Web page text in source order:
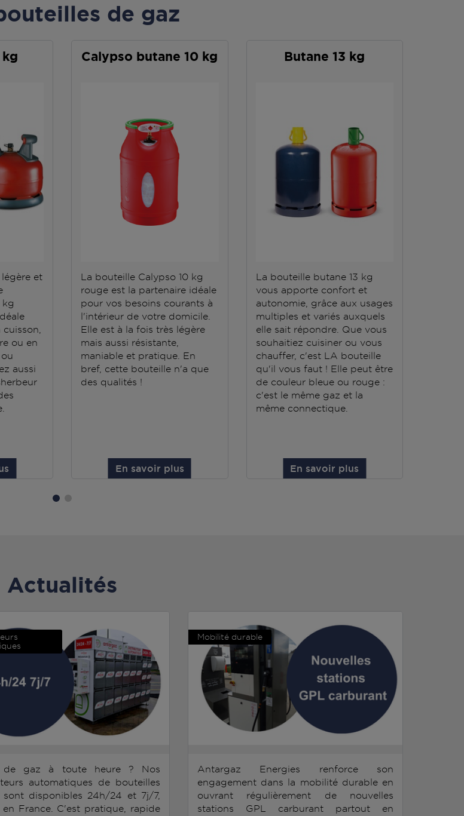
de gaz
kg
et
kg
ou en
aussi
Calypso butane 10 kg
La bouteille Calypso 10 kg
rouge est la partenaire idéale
pour vos besoins courants à
l'intérieur de votre domicile.
Elle est à la fois très légère
mais aussi résistante,
maniable et pratique. En
bref, cette bouteille n'a que
des qualités !
En savoir plus
Butane 13 kg
La bouteille butane 13 kg
vous apporte confort et
autonomie, grâce aux usages
multiples et variés auxquels
elle sait répondre. Que vous
souhaitiez cuisiner ou vous
chauffer, c'est LA bouteille
qu'il vous faut ! Elle peut être
de couleur bleue ou rouge :
c'est le même gaz et la
même connectique.
En savoir plus
Actualités
de gaz à toute heure ? Nos
automatiques de bouteilles
disponibles 24h/24 et 7j/7,
France. C'est pratique, rapide
Mobilité durable
Antargaz Energies renforce son
engagement dans la mobilité durable en
ouvrant régulièrement de nouvelles
stations GPL carburant partout en